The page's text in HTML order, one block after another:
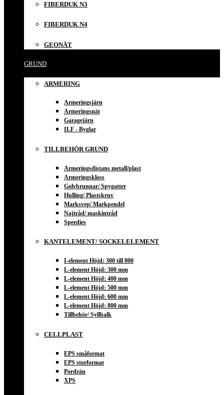
FIBERDUK N3
FIBERDUK N4
GEONÄT
GRUND
ARMERING
Armeringsjärn
Armeringsnät
Garagejärn
ILF - Byglar
TILLBEHÖR GRUND
Armeringsdistans metall/plast
Armeringskloss
Golvbrunnar/ Spygatter
Hulling/ Plastskruv
Marksvep/ Markpendel
Najtråd/ maskintråd
Speedies
KANTELEMENT/ SOCKELELEMENT
I-element Höjd: 300 till 800
L-element Höjd: 300 mm
L-element Höjd: 400 mm
L-element Höjd: 500 mm
L-element Höjd: 600 mm
L-element Höjd: 800 mm
Tillbehör/ Syllbalk
CELLPLAST
EPS småformat
EPS storformat
Pordrän
XPS